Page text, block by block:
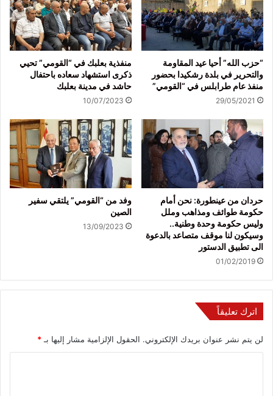
“حزب الله” أحيا عيد المقاومة
والتحرير في بلدة رشكيدا بحضور
منفذ عام طرابلس في “القومي”
29/05/2021
منفذية بعلبك في “القومي” تحيي
ذكرى استشهاد سعاده باحتفال
حاشد في مدينة بعلبك
10/07/2023
حردان من عينطورة: نحن أمام
حكومة طوائف ومذاهب وملل
وليس حكومة وحدة وطنية..
وسيكون لنا موقف متصاعد بالدعوة
الى تطبيق الدستور
01/02/2019
وفد من “القومي” يلتقي سفير
الصين
13/09/2023
اترك تعليقاً
لن يتم نشر عنوان بريدك الإلكتروني. الحقول الإلزامية مشار إليها بـ *